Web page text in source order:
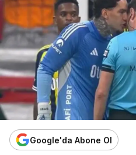
Google'da Abone Ol